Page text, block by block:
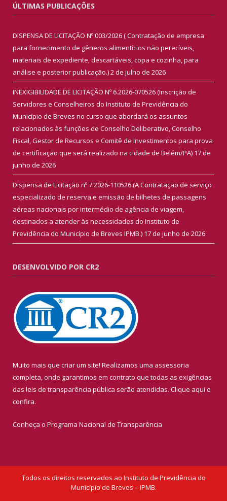
ÚLTIMAS PUBLICAÇÕES
DISPENSA DE LICITAÇÃO Nº 003/2026 ( Contratação de empresa
para fornecimento de gêneros alimentícios não perecíveis,
materiais de expediente, descartáveis, copa e cozinha, para
análise e posterior publicação.)2 de julho de 2026
INEXIGIBILIDADE DE LICITAÇÃO Nº 6.2026-070526 (Inscrição de
Servidores e Conselheiros do Instituto de Previdência do
Município de Breves no curso que abordará os assuntos
relacionados às funções de Conselho Deliberativo, Conselho
Fiscal, Gestor de Recursos e Comitê de Investimentos para prova
de certificação que será realizado na cidade de Belém/PA) 17 de
junho de 2026
Dispensa de Licitação nº 7.2026-110526 (A Contratação de serviço
especializado de reserva e emissão de bilhetes de passagens
aéreas nacionais por intermédio de agência de viagem,
destinados a atender às necessidades do Instituto de
Previdência do Município de Breves IPMB.) 17 de junho de 2026
DESENVOLVIDO POR CR2
Muito mais que criar um site! Realizamos uma assessoria
completa, onde garantimos em contrato que todas as exigências
das leis de transparência pública serão atendidas. Clique aqui e
confira.
Conheça o Programa Nacional de Transparência
Todos os direitos reservados ao Instituto de Previdência do
Município de Breves – IPMB.